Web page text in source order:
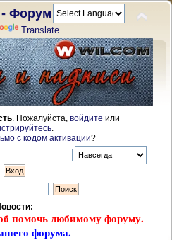
Форум
Translate
. Пожалуйста, войдите или
с кодом активации?
помочь любимому форуму.
форума.